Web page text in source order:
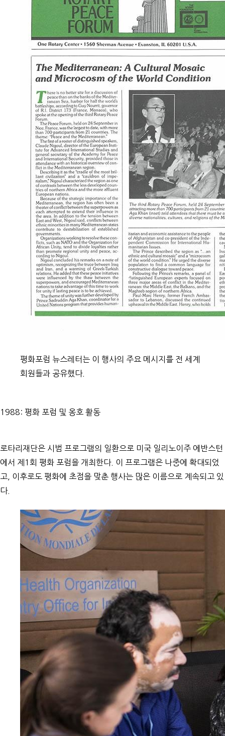
평화포럼 뉴스레터는 이 행사의 주요 메시지를 전 세계
회원들과 공유했다.
1988: 평화 포럼 및 옹호 활동
로타리재단은 시범 프로그램의 일환으로 미국 일리노이주 에반스턴
에서 제1회 평화 포럼을 개최한다. 이 프로그램은 나중에 확대되었
고, 이후로도 평화에 초점을 맞춘 행사는 많은 이름으로 계속되고 있
다.